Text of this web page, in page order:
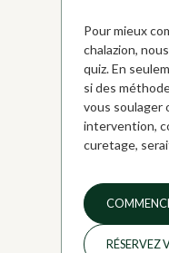
Pour mieux
chalazion,
quiz. En
si des
vous soulager
intervention,
curetage,
RÉSERVEZ